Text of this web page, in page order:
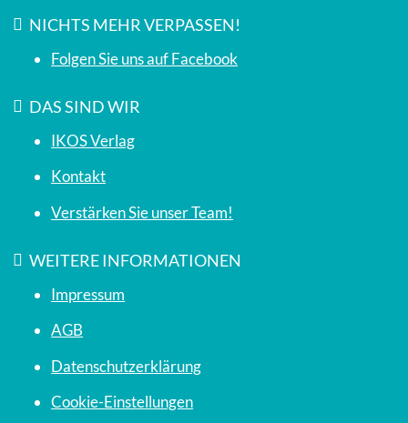
NICHTS MEHR VERPASSEN!
Folgen Sie uns auf Facebook
DAS SIND WIR
IKOS Verlag
Kontakt
Verstärken Sie unser Team!
WEITERE INFORMATIONEN
Impressum
AGB
Datenschutzerklärung
Cookie-Einstellungen